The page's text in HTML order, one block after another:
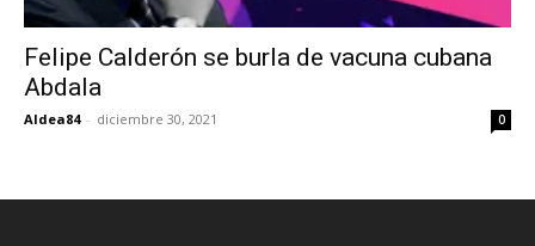
Felipe Calderón se burla de vacuna cubana
Abdala
Aldea84 - diciembre 30, 2021 0